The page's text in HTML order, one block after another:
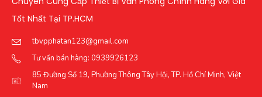
Tốt Nhất Tại TP.HCM
tbvpphatan123@gmail.com
Tư vấn bán hàng: 0939926123
85 Đường Số 19, Phường Thông Tây Hội, TP. Hồ Chí Minh, Việt
Nam